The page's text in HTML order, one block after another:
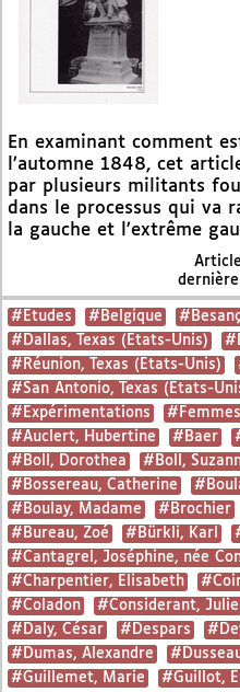
En examinant comment
l’automne 1848, cet
par plusieurs militants
dans le processus qui va
la gauche et l’extrême
#Etudes #Belgique
#Dallas, Texas (Etats-Unis)
#Réunion, Texas (Etats-Unis)
#San Antonio, Texas (Etats-
#Expérimentations
#Femmes
#Auclert, Hubertine
#Baer
#Boll, Dorothea
#Boll,
#Bossereau, Catherine
#Boulay, Madame
#Brochier
#Bureau, Zoé
#Bürkli, Karl
#Cantagrel, Joséphine, née
#Charpentier, Elisabeth
#Coladon
#Considerant, Julie
#Daly, César
#Despars
#Dumas, Alexandre
#Guillemet, Marie
#Guillot,